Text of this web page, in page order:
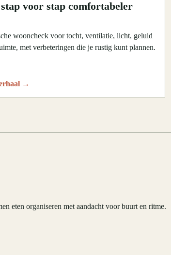
voor stap comfortabeler
wooncheck voor tocht, ventilatie, licht, geluid
met verbeteringen die je rustig kunt plannen.
→
eten organiseren met aandacht voor buurt en ritme.